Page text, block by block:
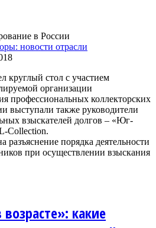
в России
новости отрасли
круглый стол с участием
организации
профессиональных коллекторских
выступали также руководители
взыскателей долгов – «Юг-
Collection.
порядка деятельности
при осуществлении взыскания
какие